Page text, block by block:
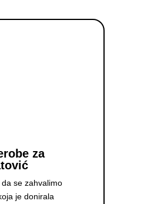
za
se zahvalimo
je donirala